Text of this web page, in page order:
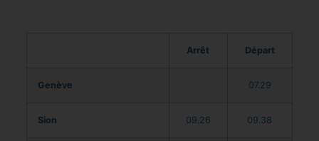
Arrêt Départ
Genève 07.29
Sion 09.26 09.38